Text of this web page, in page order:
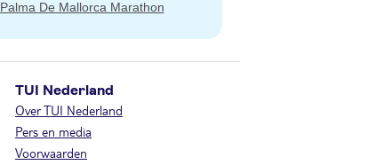
Palma De Mallorca Marathon
TUI Nederland
Over TUI Nederland
Pers en media
Voorwaarden